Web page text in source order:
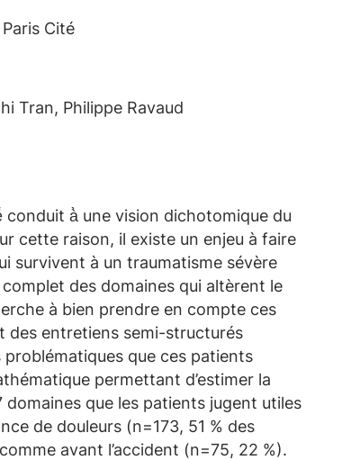
Cité
Tran, Philippe Ravaud
à̀ une vision dichotomique du
cette raison, il existe un enjeu à faire
survivent à un traumatisme sévère
des domaines qui altèrent le
à bien prendre en compte ces
des entretiens semi-structurés
que ces patients
permettant d’estimer la
domaines que les patients jugent utiles
de douleurs (n=173, 51 % des
avant l’accident (n=75, 22 %).